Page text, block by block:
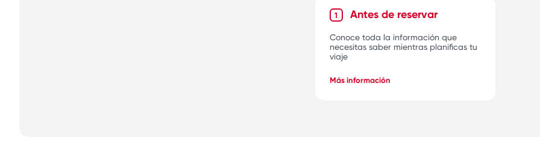
1 Antes de reservar
Conoce toda la información que
necesitas saber mientras planificas tu
viaje
Más información